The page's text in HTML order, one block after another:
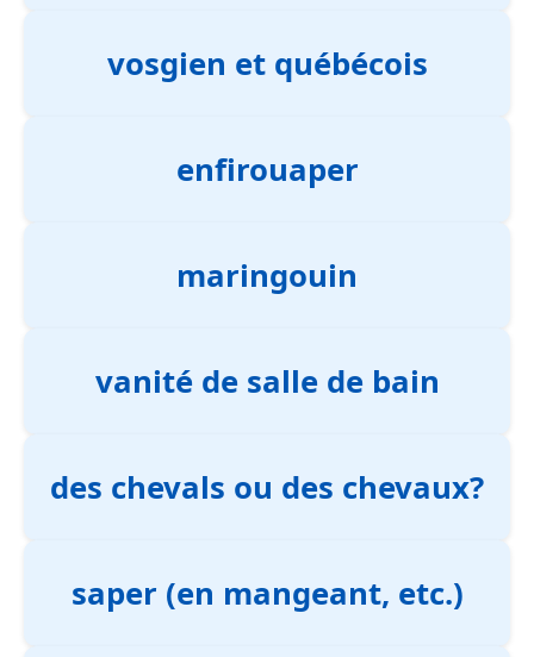
vosgien et québécois
enfirouaper
maringouin
vanité de salle de bain
des chevals ou des chevaux?
saper (en mangeant, etc.)